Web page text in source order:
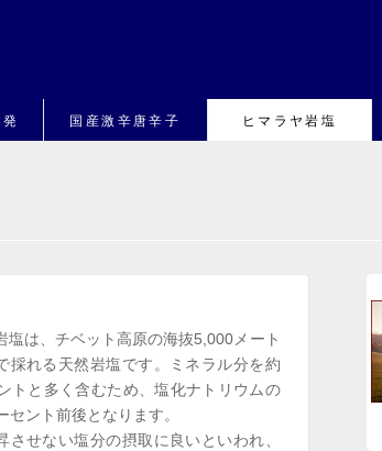
国産激辛唐辛子 ヒマラヤ岩塩
塩は、チベット高原の海抜5,000メート
採れる天然岩塩です。ミネラル分を約
トと多く含むため、塩化ナトリウムの
セント前後となります。
させない塩分の摂取に良いといわれ、